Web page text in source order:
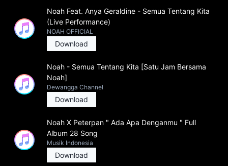
Noah Feat. Anya Geraldine - Semua Tentang Kita
(Live Performance)
NOAH OFFICIAL
Download
Noah - Semua Tentang Kita [Satu Jam Bersama
Noah]
Dewangga Channel
Download
Noah X Peterpan " Ada Apa Denganmu " Full
Album 28 Song
Musik Indonesia
Download